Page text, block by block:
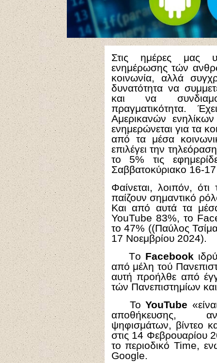
Στις ημέρες μας
ενημέρωσης τών
κοινωνία, αλλά
δυνατότητα να
και να
πραγματικότητα.
Αμερικανών
ενημερώνεται για τα
από τα μέσα
επιλέγει την
το 5% τις
Σαββατοκύριακο 16-
Φαίνεται, λοιπόν,
παίζουν σημαντικό
Και από αυτά τα
YouTube 83%, το
το 47% ((Παύλος
17 Νοεμβρίου 2024).
Tο Facebook
από μέλη τού
αυτή προήλθε από
τών Πανεπιστημίων
ΤοYouTube
αποθήκευσης,
ψηφισμάτων, βίντεο
στις 14 Φεβρουαρίου
το περιοδικό Time,
Google.